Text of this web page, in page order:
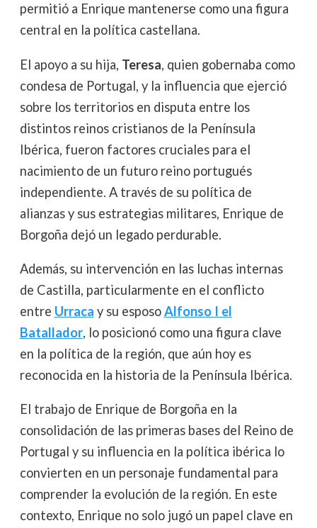
permitió a Enrique mantenerse como una figura
central en la política castellana.
El apoyo a su hija, Teresa, quien gobernaba como
condesa de Portugal, y la influencia que ejerció
sobre los territorios en disputa entre los
distintos reinos cristianos de la Península
Ibérica, fueron factores cruciales para el
nacimiento de un futuro reino portugués
independiente. A través de su política de
alianzas y sus estrategias militares, Enrique de
Borgoña dejó un legado perdurable.
Además, su intervención en las luchas internas
de Castilla, particularmente en el conflicto
entre Urraca y su esposoAlfonso I el
Batallador, lo posicionó como una figura clave
en la política de la región, que aún hoy es
reconocida en la historia de la Península Ibérica.
El trabajo de Enrique de Borgoña en la
consolidación de las primeras bases del Reino de
Portugal y su influencia en la política ibérica lo
convierten en un personaje fundamental para
comprender la evolución de la región. En este
contexto, Enrique no solo jugó un papel clave en